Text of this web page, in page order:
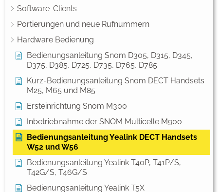
Software-Clients
Portierungen und neue Rufnummern
Hardware Bedienung
Bedienungsanleitung Snom D305, D315, D345,
D375, D385, D725, D735, D765, D785
Kurz-Bedienungsanleitung Snom DECT Handsets
M25, M65 und M85
Ersteinrichtung Snom M300
Inbetriebnahme der SNOM Multicelle M900
Bedienungsanleitung Yealink DECT Handsets
W52 und W56
Bedienungsanleitung Yealink T40P, T41P/S,
T42G/S, T46G/S
Bedienungsanleitung Yealink T5X